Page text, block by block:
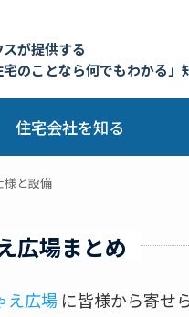
が提供する
宅のことなら何でもわかる」
住宅会社を知る
様と設備
広場まとめ
え広場 に皆様から寄せ